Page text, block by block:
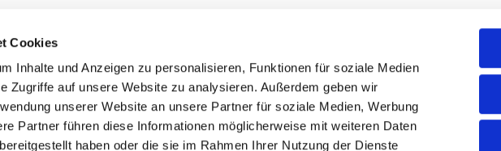
Cookies
Inhalte und Anzeigen zu personalisieren, Funktionen für soziale Medien
Zugriffe auf unsere Website zu analysieren. Außerdem geben wir
unserer Website an unsere Partner für soziale Medien, Werbung
Partner führen diese Informationen möglicherweise mit weiteren Daten
haben oder die sie im Rahmen Ihrer Nutzung der Dienste